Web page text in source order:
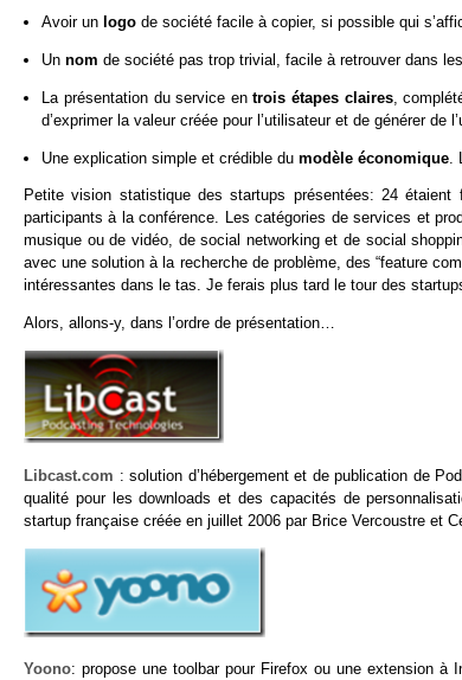
Avoir un logode société facile à copier, si possible qui
Unnomde société pas trop trivial, facile à retrouver dans
La présentation du service entrois étapes claires,
d’exprimer la valeur créée pour l’utilisateur et de générer de
Une explication simple et crédible dumodèle économique
Petite vision statistique des startups présentées: 24
participants à la conférence. Les catégories de services et
musique ou de vidéo, de social networking et de social
avec une solution à la recherche de problème, des “feature
intéressantes dans le tas. Je ferais plus tard le tour des
Alors, allons-y, dans l’ordre de présentation…
Libcast.com : solution d’hébergement et de publication de
qualité pour les downloads et des capacités de
startup française créée en juillet 2006 par Brice Vercoustre et
Yoono: propose une toolbar pour Firefox ou une extension à